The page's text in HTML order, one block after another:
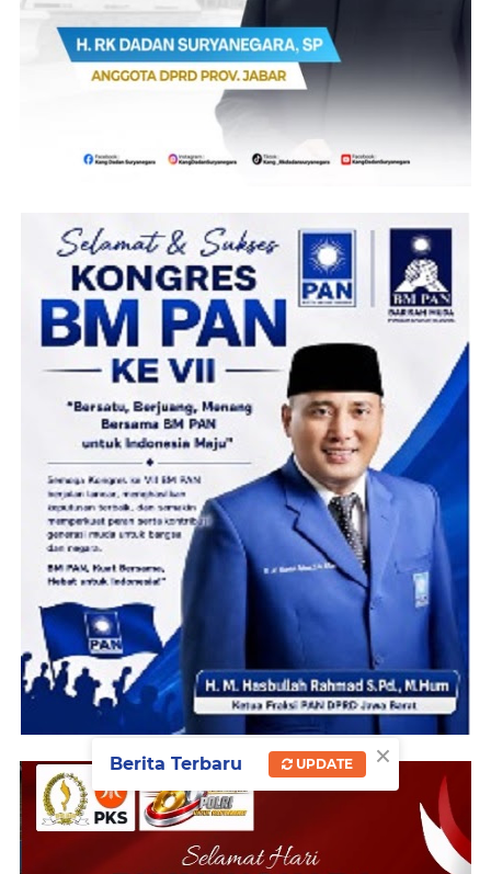
×
Berita Terbaru UPDATE